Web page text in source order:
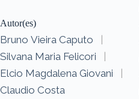
Autor(es)
Bruno Vieira Caputo
|
Silvana Maria Felicori
|
Elcio Magdalena Giovani
|
Claudio Costa